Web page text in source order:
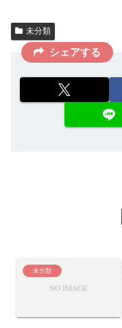
未分類
シェアする
未分類